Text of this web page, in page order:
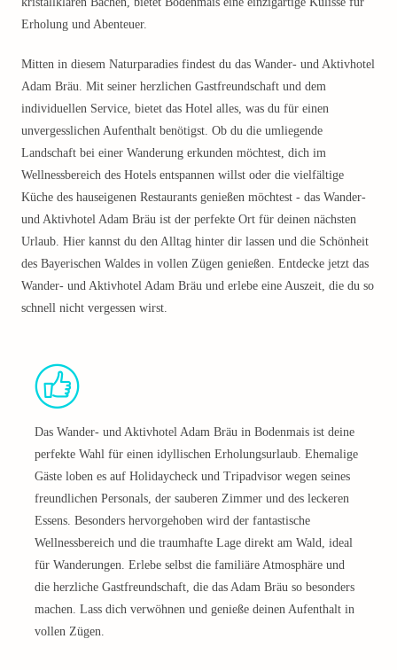
Erholung und Abenteuer.
Mitten in diesem Naturparadies findest du das Wander- und Aktivhotel
Adam Bräu. Mit seiner herzlichen Gastfreundschaft und dem
individuellen Service, bietet das Hotel alles, was du für einen
unvergesslichen Aufenthalt benötigst. Ob du die umliegende
Landschaft bei einer Wanderung erkunden möchtest, dich im
Wellnessbereich des Hotels entspannen willst oder die vielfältige
Küche des hauseigenen Restaurants genießen möchtest - das Wander-
und Aktivhotel Adam Bräu ist der perfekte Ort für deinen nächsten
Urlaub. Hier kannst du den Alltag hinter dir lassen und die Schönheit
des Bayerischen Waldes in vollen Zügen genießen. Entdecke jetzt das
Wander- und Aktivhotel Adam Bräu und erlebe eine Auszeit, die du so
schnell nicht vergessen wirst.
Das Wander- und Aktivhotel Adam Bräu in Bodenmais ist deine
perfekte Wahl für einen idyllischen Erholungsurlaub. Ehemalige
Gäste loben es auf Holidaycheck und Tripadvisor wegen seines
freundlichen Personals, der sauberen Zimmer und des leckeren
Essens. Besonders hervorgehoben wird der fantastische
Wellnessbereich und die traumhafte Lage direkt am Wald, ideal
für Wanderungen. Erlebe selbst die familiäre Atmosphäre und
die herzliche Gastfreundschaft, die das Adam Bräu so besonders
machen. Lass dich verwöhnen und genieße deinen Aufenthalt in
vollen Zügen.